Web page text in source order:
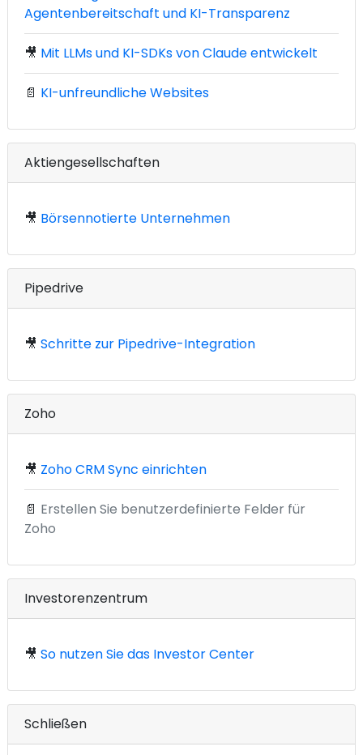
Agentenbereitschaft und KI-Transparenz
🎥 Mit LLMs und KI-SDKs von Claude entwickelt
📄 KI-unfreundliche Websites
Aktiengesellschaften
🎥 Börsennotierte Unternehmen
Pipedrive
🎥 Schritte zur Pipedrive-Integration
Zoho
🎥 Zoho CRM Sync einrichten
📄 Erstellen Sie benutzerdefinierte Felder für
Zoho
Investorenzentrum
🎥 So nutzen Sie das Investor Center
Schließen